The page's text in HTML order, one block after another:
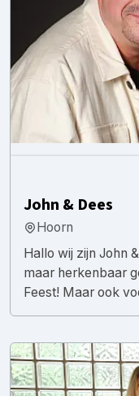
John & Dees
Hoorn
Hallo wij zijn John
maar herkenbaar
Feest! Maar ook